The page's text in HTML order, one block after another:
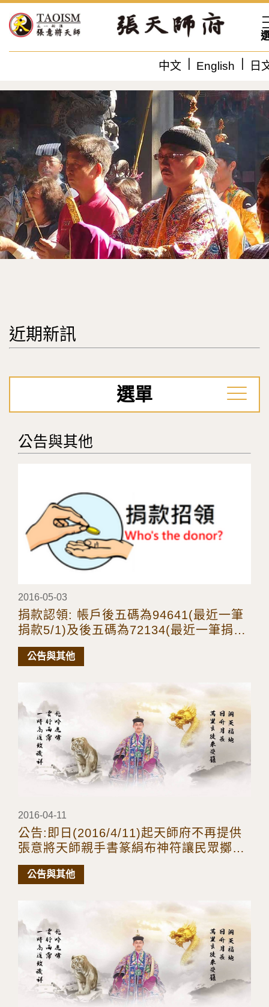
中文 English 日
近期新訊
選單
公告與其他
2016-05-03
捐款認領: 帳戶後五碼為94641(最近一筆
捐款5/1)及後五碼為72134(最近一筆捐款
4/11)及後五碼為20721(最近一筆捐款
3/11)的三位大德請來電
公告與其他
2016-04-11
公告:即日(2016/4/11)起天師府不再提供
張意將天師親手書篆絹布神符讓民眾擲筊
奉請，改由奏職受籙道長服務!
公告與其他